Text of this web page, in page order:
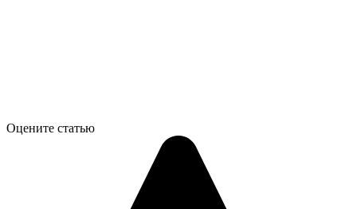
Оцените статью